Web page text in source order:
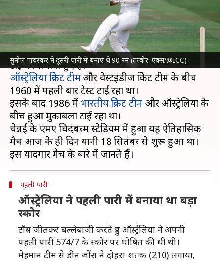
सुनील गावस्कर ने दूसरी पारी में बनाए थे 90 रन (तस्वीर: एक्स/@ICC)
अंकित पसबोला Sep 18, 2024 05:43 pm
क्या है खबर?
टेस्ट क्रिकेट के स्वर्णिम इतिहास में अब तक सिर्फ 2 मैच ही
ऑस्ट्रेलिया क्रिकेट टीम और वेस्टइंडीज क्रिकेट टीम के बीच
1960 में पहली बार टेस्ट टाई रहा था।
इसके बाद 1986 में भारतीय क्रिकेट टीम और ऑस्ट्रेलिया के
बीच हुआ मुकाबला टाई रहा था।
चेन्नई के एमए चिदंबरम स्टेडियम में हुआ यह ऐतिहासिक
मैच आज के ही दिन यानी 18 सितंबर से शुरू हुआ था।
पहली पारी
ऑस्ट्रेलिया ने पहली पारी में बनाया था बड़ा
स्कोर
टॉस जीतकर बल्लेबाजी करते हुए ऑस्ट्रेलिया ने अपनी
पहली पारी 574/7 के स्कोर पर घोषित की थी थी।
मेहमान टीम से डीन जोंस ने दोहरा शतक (210) लगाया,